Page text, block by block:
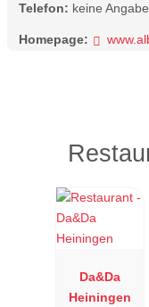
Telefon: keine Angabe
Homepage:
Da&Da
Heiningen